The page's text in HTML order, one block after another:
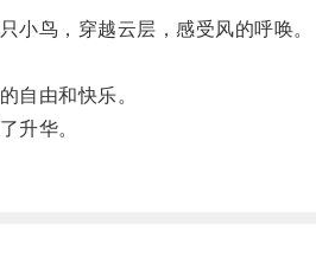
鸟，穿越云层，感受风的呼唤。
自由和快乐。
升华。